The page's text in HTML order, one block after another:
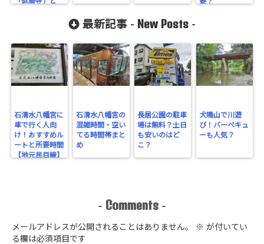
最新記事 - New Posts -
石清水八幡宮に
車で行く人向
け！おすすめル
ートと所要時間
【地元民目線】
石清水八幡宮の
混雑時間・空い
てる時間帯まと
め
長居公園の駐車
場は無料？土日
も安いのはど
こ？
犬鳴山で川遊
び！バーベキュ
ーも人気？
- Comments -
メールアドレスが公開されることはありません。 ※ が付いてい
る欄は必須項目です